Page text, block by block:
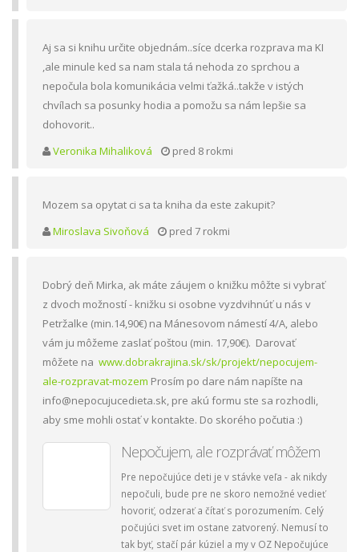
Aj sa si knihu určite objednám..síce dcerka rozprava ma KI
,ale minule ked sa nam stala tá nehoda zo sprchou a
nepočula bola komunikácia velmi ťažká..takže v istých
chvílach sa posunky hodia a pomožu sa nám lepšie sa
dohovorit..
Veronika Mihaliková
pred 8 rokmi
Mozem sa opytat ci sa ta kniha da este zakupit?
Miroslava Sivoňová
pred 7 rokmi
Dobrý deň Mirka, ak máte záujem o knižku môžte si vybrať
z dvoch možností - knižku si osobne vyzdvihnúť u nás v
Petržalke (min.14,90€) na Mánesovom námestí 4/A, alebo
vám ju môžeme zaslať poštou (min. 17,90€). Darovať
môžete na www.dobrakrajina.sk/sk/projekt/nepocujem-
ale-rozpravat-mozem Prosím po dare nám napíšte na
info@nepocujucedieta.sk, pre akú formu ste sa rozhodli,
aby sme mohli ostať v kontakte. Do skorého počutia :)
Nepočujem, ale rozprávať môžem
Pre nepočujúce deti je v stávke veľa - ak nikdy
nepočuli, bude pre ne skoro nemožné vedieť
hovoriť, odzerať a čítať s porozumením. Celý
počujúci svet im ostane zatvorený. Nemusí to
tak byť, stačí pár kúziel a my v OZ Nepočujúce